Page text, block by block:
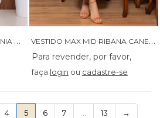
V
ESTIDO PLUS CREPE VIRGINIA COM DETALHE EM RENDA - 14446 V
ESTIDO MAX MID RIBANA CANELADA BICOLOR - 14497
faça login ou cadastre-se
4 5(current)
6 7 13 →